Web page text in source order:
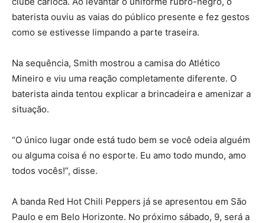
baterista ouviu as vaias do público presente e fez gestos
como se estivesse limpando a parte traseira.
Na sequência, Smith mostrou a camisa do Atlético
Mineiro e viu uma reação completamente diferente. O
baterista ainda tentou explicar a brincadeira e amenizar a
situação.
“O único lugar onde está tudo bem se você odeia alguém
ou alguma coisa é no esporte. Eu amo todo mundo, amo
todos vocês!”, disse.
A banda Red Hot Chili Peppers já se apresentou em São
Paulo e em Belo Horizonte. No próximo sábado, 9, será a